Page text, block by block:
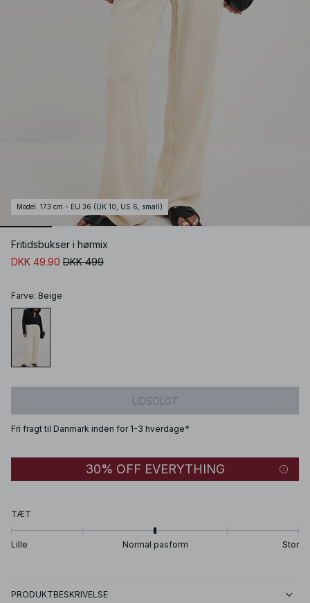
Model : 173 cm - EU 36 (UK 10, US 6, small)
Fritidsbukser i hørmix
DKK 49.90 DKK 499
Farve: Beige
UDSOLGT
Fri fragt til Danmark inden for 1-3 hverdage*
30% OFF EVERYTHING
TÆT
Lille Normal pasform Stor
PRODUKTBESKRIVELSE